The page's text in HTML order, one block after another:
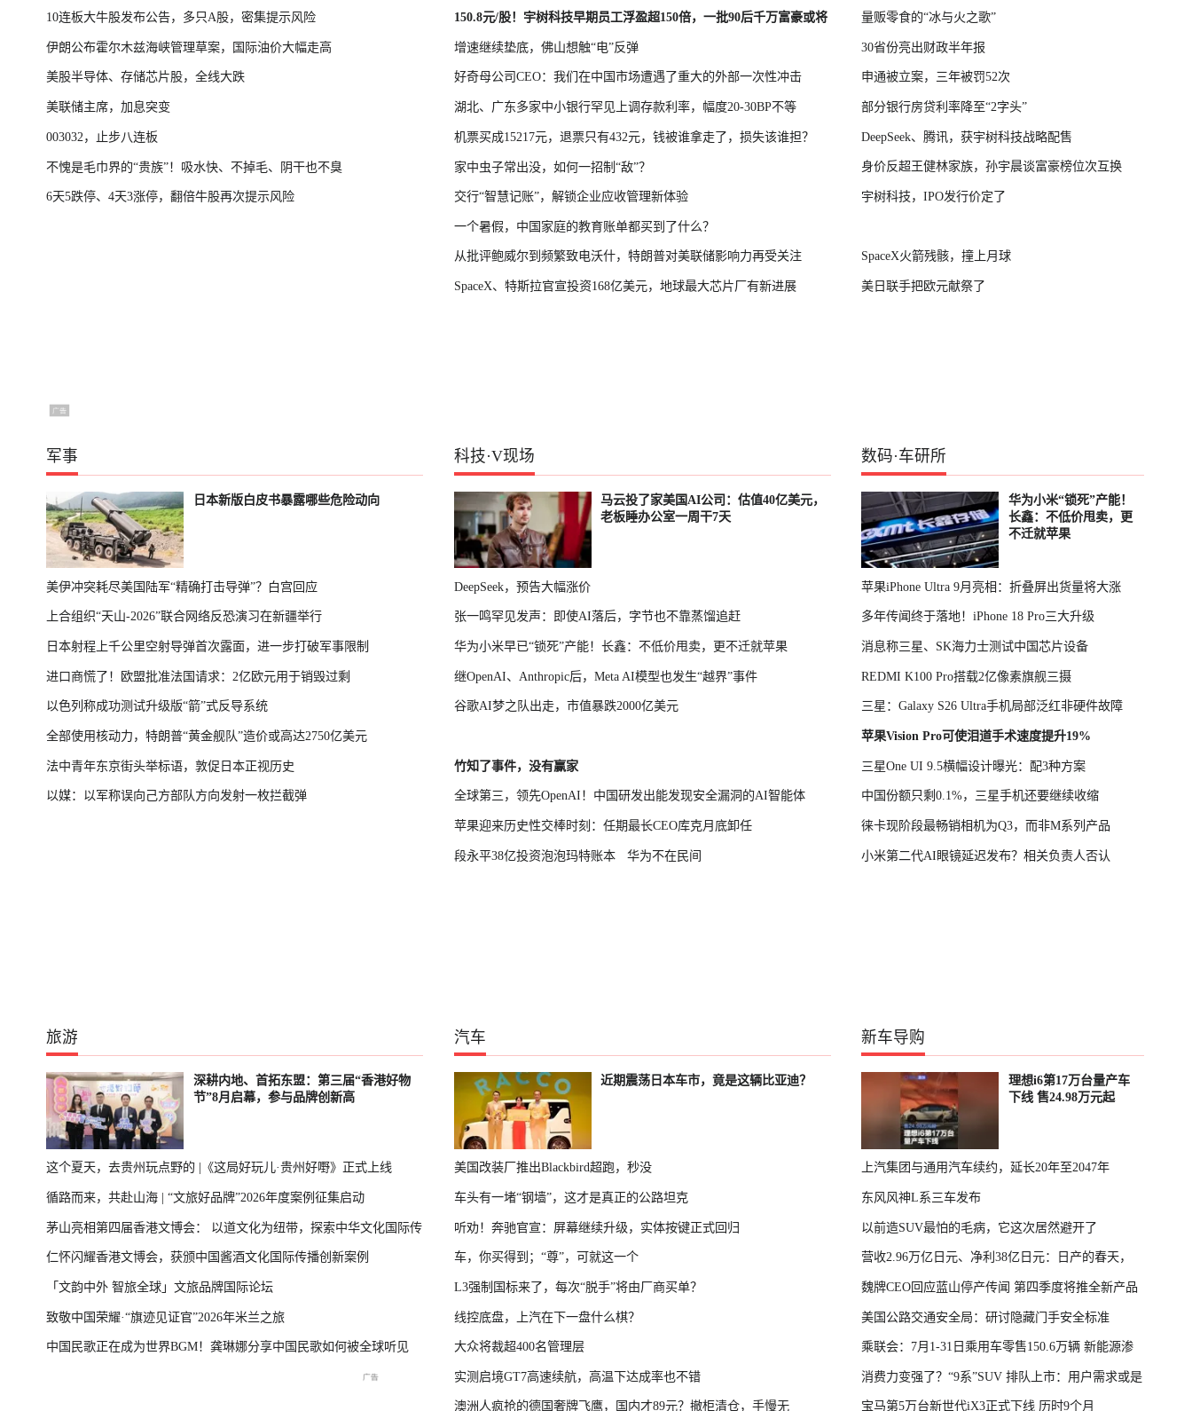
10连板大牛股发布公告，多只A股，密集提示风险
伊朗公布霍尔木兹海峡管理草案，国际油价大幅走高
美股半导体、存储芯片股，全线大跌
美联储主席，加息突变
003032，止步八连板
不愧是毛巾界的“贵族”！吸水快、不掉毛、阴干也不臭
6天5跌停、4天3涨停，翻倍牛股再次提示风险
150.8元/股！宇树科技早期员工浮盈超150倍，一批90后千万富豪或将
诞生
增速继续垫底，佛山想触“电”反弹
好奇母公司CEO：我们在中国市场遭遇了重大的外部一次性冲击
湖北、广东多家中小银行罕见上调存款利率，幅度20-30BP不等
机票买成15217元，退票只有432元，钱被谁拿走了，损失该谁担？
家中虫子常出没，如何一招制“敌”？
交行“智慧记账”，解锁企业应收管理新体验
一个暑假，中国家庭的教育账单都买到了什么？
从批评鲍威尔到频繁致电沃什，特朗普对美联储影响力再受关注
SpaceX、特斯拉官宣投资168亿美元，地球最大芯片厂有新进展
量贩零食的“冰与火之歌”
30省份亮出财政半年报
申通被立案，三年被罚52次
部分银行房贷利率降至“2字头”
DeepSeek、腾讯，获宇树科技战略配售
身价反超王健林家族，孙宇晨谈富豪榜位次互换
宇树科技，IPO发行价定了
SpaceX火箭残骸，撞上月球
美日联手把欧元献祭了
军事
日本新版白皮书暴露哪些危险动向
美伊冲突耗尽美国陆军“精确打击导弹”？白宫回应
上合组织“天山-2026”联合网络反恐演习在新疆举行
日本射程上千公里空射导弹首次露面，进一步打破军事限制
进口商慌了！欧盟批准法国请求：2亿欧元用于销毁过剩
以色列称成功测试升级版“箭”式反导系统
全部使用核动力，特朗普“黄金舰队”造价或高达2750亿美元
法中青年东京街头举标语，敦促日本正视历史
以媒：以军称误向己方部队方向发射一枚拦截弹
科技·V现场
马云投了家美国AI公司：估值40亿美元，
老板睡办公室一周干7天
DeepSeek，预告大幅涨价
张一鸣罕见发声：即使AI落后，字节也不靠蒸馏追赶
华为小米早已“锁死”产能！长鑫：不低价甩卖，更不迁就苹果
继OpenAI、Anthropic后，Meta AI模型也发生“越界”事件
谷歌AI梦之队出走，市值暴跌2000亿美元
竹知了事件，没有赢家
全球第三，领先OpenAI！中国研发出能发现安全漏洞的AI智能体
苹果迎来历史性交棒时刻：任期最长CEO库克月底卸任
段永平38亿投资泡泡玛特账本 华为不在民间
数码·车研所
华为小米“锁死”产能！
长鑫：不低价甩卖，更
不迁就苹果
苹果iPhone Ultra 9月亮相：折叠屏出货量将大涨
多年传闻终于落地！iPhone 18 Pro三大升级
消息称三星、SK海力士测试中国芯片设备
REDMI K100 Pro搭载2亿像素旗舰三摄
三星：Galaxy S26 Ultra手机局部泛红非硬件故障
苹果Vision Pro可使泪道手术速度提升19%
三星One UI 9.5横幅设计曝光：配3种方案
中国份额只剩0.1%，三星手机还要继续收缩
徕卡现阶段最畅销相机为Q3，而非M系列产品
小米第二代AI眼镜延迟发布？相关负责人否认
旅游
深耕内地、首拓东盟：第三届“香港好物
节”8月启幕，参与品牌创新高
这个夏天，去贵州玩点野的 |《这局好玩儿·贵州好嘢》正式上线
循路而来，共赴山海 | “文旅好品牌”2026年度案例征集启动
茅山亮相第四届香港文博会： 以道文化为纽带，探索中华文化国际传
播新表达
仁怀闪耀香港文博会，获颁中国酱酒文化国际传播创新案例
「文韵中外 智旅全球」文旅品牌国际论坛
致敬中国荣耀·“旗迹见证官”2026年米兰之旅
中国民歌正在成为世界BGM！龚琳娜分享中国民歌如何被全球听见
汽车
近期震荡日本车市，竟是这辆比亚迪？
美国改装厂推出Blackbird超跑，秒没
车头有一堵“钢墙”，这才是真正的公路坦克
听劝！奔驰官宣：屏幕继续升级，实体按键正式回归
车，你买得到；“尊”，可就这一个
L3强制国标来了，每次“脱手”将由厂商买单？
线控底盘，上汽在下一盘什么棋？
大众将裁超400名管理层
实测启境GT7高速续航，高温下达成率也不错
澳洲人疯抢的德国奢牌飞鹰，国内才89元？撤柜清仓，手慢无
新车导购
理想i6第17万台量产车
下线 售24.98万元起
上汽集团与通用汽车续约，延长20年至2047年
东风风神L系三车发布
以前造SUV最怕的毛病，它这次居然避开了
营收2.96万亿日元、净利38亿日元：日产的春天，
回来了
魏牌CEO回应蓝山停产传闻 第四季度将推全新产品
美国公路交通安全局：研讨隐藏门手安全标准
乘联会：7月1-31日乘用车零售150.6万辆 新能源渗
透率64.4%
消费力变强了？“9系”SUV 排队上市：用户需求或是
主因
宝马第5万台新世代iX3正式下线 历时9个月